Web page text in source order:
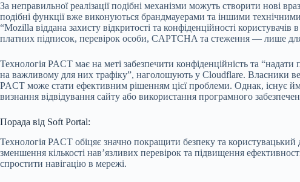
За неправильної реалізації подібні механізми можуть створити нові
подібні функції вже виконуються брандмауерами та іншими
“Mozilla віддана захисту відкритості та конфіденційності
платних підписок, перевірок особи, CAPTCHA та стеження — лише
Технологія PACT має на меті забезпечити конфіденційність та
на важливому для них трафіку”, наголошують у Cloudflare. Власники
PACT може стати ефективним рішенням цієї проблеми. Однак, існує
визнання відвідування сайту або використання програмного
Порада від Soft Portal:
Технологія PACT обіцяє значно покращити безпеку та
зменшення кількості нав’язливих перевірок та підвищення
спростити навігацію в мережі.